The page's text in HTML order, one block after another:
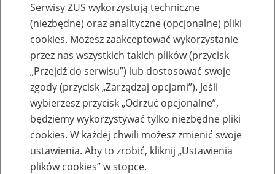
Szkolenia
Zaproś ZUS do siebie - zakładanie profili
eZUS w siedzibie Twojej firmy
Serwisy ZUS wykorzystują techniczne
(niezbędne) oraz analityczne (opcjonalne) pliki
cookies. Możesz zaakceptować wykorzystanie
przez nas wszystkich takich plików (przycisk
„Przejdź do serwisu”) lub dostosować swoje
zgody (przycisk „Zarządzaj opcjami”). Jeśli
wybierzesz przycisk „Odrzuć opcjonalne”,
będziemy wykorzystywać tylko niezbędne pliki
cookies. W każdej chwili możesz zmienić swoje
ustawienia. Aby to zrobić, kliknij „Ustawienia
plików cookies” w stopce.